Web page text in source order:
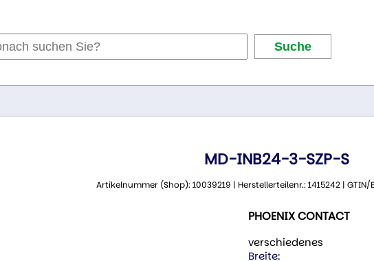
MD-INB24-3-SZP-S
Artikelnummer (Shop): 10039219 | Herstellerteilenr.: 1415242 | GTIN/
PHOENIX CONTACT
verschiedenes
Breite: